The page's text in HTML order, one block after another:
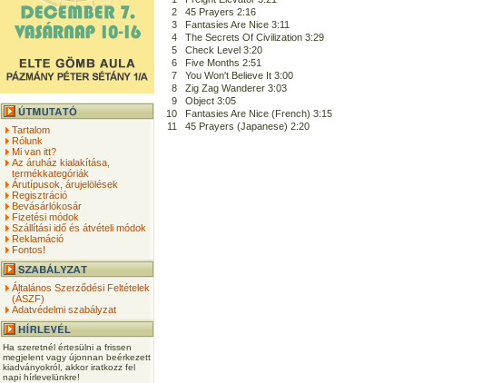
Tartalom
Rólunk
Mi van itt?
Az áruház kialakítása,
termékkategóriák
Árutípusok, árujelölések
Regisztráció
Bevásárlókosár
Fizetési módok
Szállítási idő és átvételi módok
Reklamáció
Fontos!
Általános Szerződési Feltételek
(ÁSZF)
Adatvédelmi szabályzat
Ha szeretnél értesülni a frissen
megjelent vagy újonnan beérkezett
kiadványokról, akkor iratkozz fel
napi hírlevelünkre!
2
45 Prayers 2:16
3
Fantasies Are Nice 3:11
4
The Secrets Of Civilization 3:29
5
Check Level 3:20
6
Five Months 2:51
7
You Won't Believe It 3:00
8
Zig Zag Wanderer 3:03
9
Object 3:05
10
Fantasies Are Nice (French) 3:15
11
45 Prayers (Japanese) 2:20